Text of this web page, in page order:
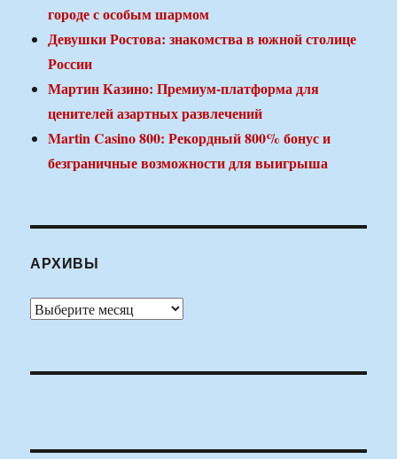
городе с особым шармом
Девушки Ростова: знакомства в южной столице
России
Мартин Казино: Премиум-платформа для
ценителей азартных развлечений
Martin Casino 800: Рекордный 800% бонус и
безграничные возможности для выигрыша
АРХИВЫ
Архивы